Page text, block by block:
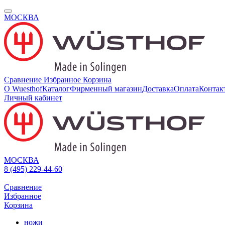
МОСКВА
Сравнение Избранное Корзина
О WuesthofКаталогФирменный магазинДоставкаОплата
Личный кабинет
МОСКВА
8 (495) 229-44-60
Сравнение
Избранное
Корзина
ножи